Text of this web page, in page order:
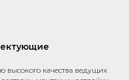
качества ведущих